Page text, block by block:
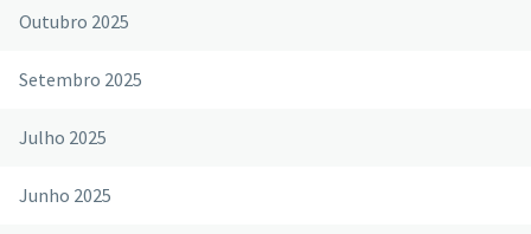
Outubro 2025
Setembro 2025
Julho 2025
Junho 2025